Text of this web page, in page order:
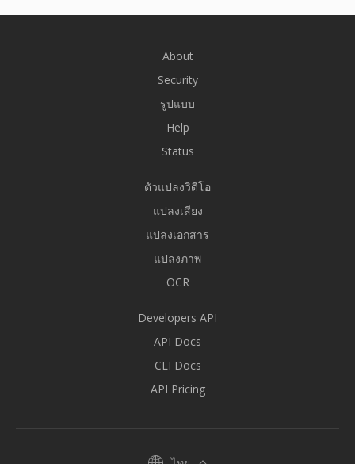
About
Security
รูปแบบ
Help
Status
ตัวแปลงวิดีโอ
แปลงเสียง
แปลงเอกสาร
แปลงภาพ
OCR
Developers API
API Docs
CLI Docs
API Pricing